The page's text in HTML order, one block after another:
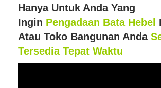
Hanya Untuk Anda Yang
Ingin Pengadaan Bata Hebel
Atau Toko Bangunan Anda
Tersedia Tepat Waktu